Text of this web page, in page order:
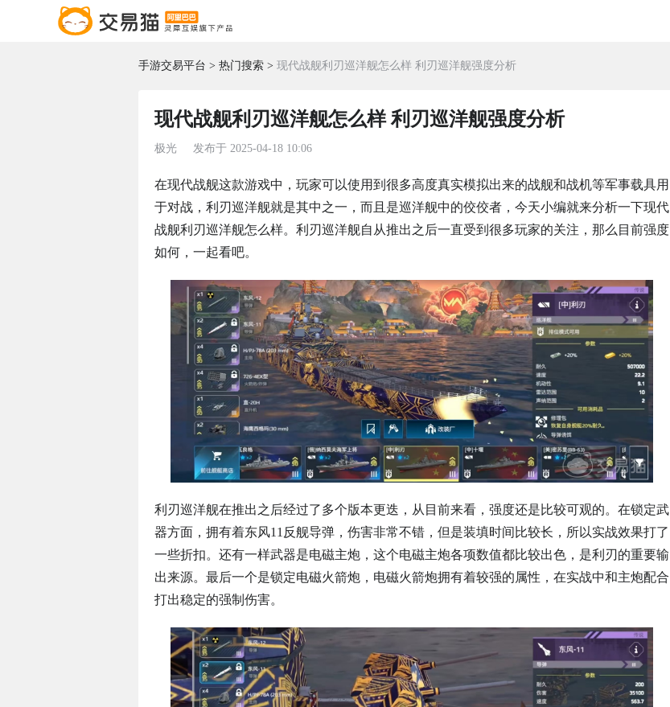
手游交易平台 热门搜索 现代战舰利刃巡洋舰怎么样 利刃巡洋舰强度分析
现代战舰利刃巡洋舰怎么样 利刃巡洋舰强度分析
极光 发布于 2025-04-18 10:06
在现代战舰这款游戏中，玩家可以使用到很多高度真实模拟出来的战舰和战机等军事载具用
于对战，利刃巡洋舰就是其中之一，而且是巡洋舰中的佼佼者，今天小编就来分析一下现代
战舰利刃巡洋舰怎么样。利刃巡洋舰自从推出之后一直受到很多玩家的关注，那么目前强度
如何，一起看吧。
利刃巡洋舰在推出之后经过了多个版本更迭，从目前来看，强度还是比较可观的。在锁定武
器方面，拥有着东风11反舰导弹，伤害非常不错，但是装填时间比较长，所以实战效果打了
一些折扣。还有一样武器是电磁主炮，这个电磁主炮各项数值都比较出色，是利刃的重要输
出来源。最后一个是锁定电磁火箭炮，电磁火箭炮拥有着较强的属性，在实战中和主炮配合
打出稳定的强制伤害。